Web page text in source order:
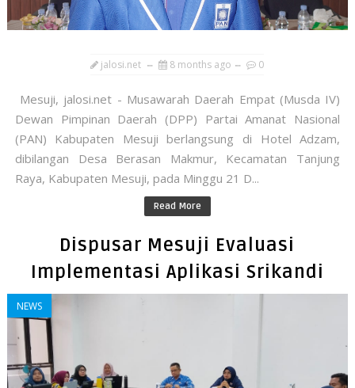
jalosi.net 8 months ago 0
Mesuji, jalosi.net - Musawarah Daerah Empat (Musda IV)
Dewan Pimpinan Daerah (DPP) Partai Amanat Nasional
(PAN) Kabupaten Mesuji berlangsung di Hotel Adzam,
dibilangan Desa Berasan Makmur, Kecamatan Tanjung
Raya, Kabupaten Mesuji, pada Minggu 21 D...
Read More
Dispusar Mesuji Evaluasi
Implementasi Aplikasi Srikandi
NEWS